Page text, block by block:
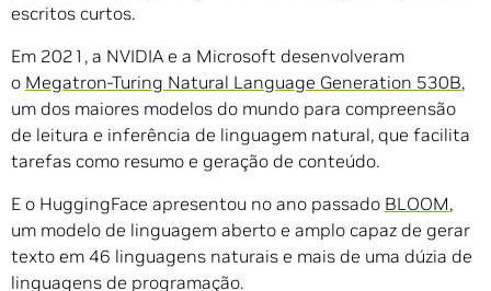
escritos curtos.
Em 2021, a NVIDIA e a Microsoft desenvolveram
o Megatron-Turing Natural Language Generation 530B,
um dos maiores modelos do mundo para compreensão
de leitura e inferência de linguagem natural, que facilita
tarefas como resumo e geração de conteúdo.
E o HuggingFace apresentou no ano passado BLOOM,
um modelo de linguagem aberto e amplo capaz de gerar
texto em 46 linguagens naturais e mais de uma dúzia de
linguagens de programação.